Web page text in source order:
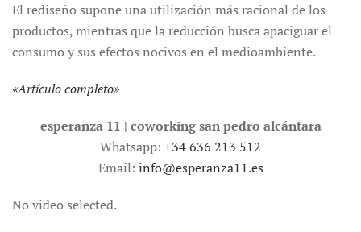
El rediseño supone una utilización más racional de los
productos, mientras que la reducción busca apaciguar el
consumo y sus efectos nocivos en el medioambiente.
«Artículo completo»
esperanza 11 | coworking san pedro alcántara
Whatsapp: +34 636 213 512
Email: info@esperanza11.es
No video selected.